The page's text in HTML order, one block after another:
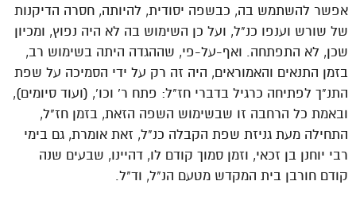
אפשר להשתמש בה, כבשפה יסודית, להיותה, חסרה הדיקנות
של שורש וענפו כנ"ל, ועל כן השימוש בה לא היה נפוץ, ומכיון
שכן, לא התפתחה. ואף-על-פי, שההגדה היתה בשימוש רב,
בזמן התנאים והאמוראים, היה זה רק על ידי הסמיכה על שפת
התנ"ך לפתיחה כרגיל בדברי חז"ל: פתח ר' וכו', (ועוד סיומים),
ובאמת כל הרחבה זו שבשימוש השפה הזאת, בזמן חז"ל,
התחילה מעת גניזת שפת הקבלה כנ"ל, זאת אומרת, גם בימי
רבי יוחנן בן זכאי, וזמן סמוך קודם לו, דהיינו, שבעים שנה
קודם חורבן בית המקדש מטעם הנ"ל, וד"ל.